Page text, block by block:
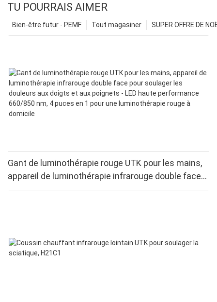
TU POURRAIS AIMER
SUPER OFFRE DE
Tout magasiner
Bien-être futur - PEMF
Gant de luminothérapie rouge UTK pour les mains,
appareil de luminothérapie infrarouge double face
pour soulager les douleurs aux doigts et aux